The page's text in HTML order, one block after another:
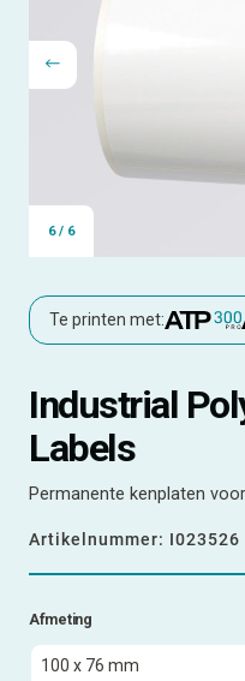
6/ 6
Te printen met:
Industrial
Labels
Permanente kenplaten
Artikelnummer: I023526
Afmeting